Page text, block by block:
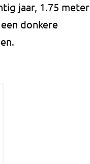
jaar, 1.75 meter
donkere